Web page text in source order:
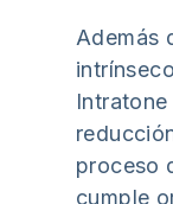
Además
proceso
cumple